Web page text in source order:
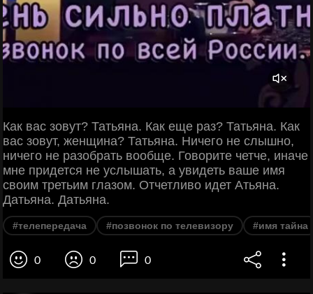
Как вас зовут? Татьяна. Как еще раз? Татьяна. Как
вас зовут, женщина? Татьяна. Ничего не слышно,
ничего не разобрать вообще. Говорите четче, иначе
мне придется не услышать, а увидеть ваше имя
своим третьим глазом. Отчетливо идет Атьяна.
Датьяна. Датьяна.
#телепередача #позвонок по телевизору #имя тайна
0 0 0